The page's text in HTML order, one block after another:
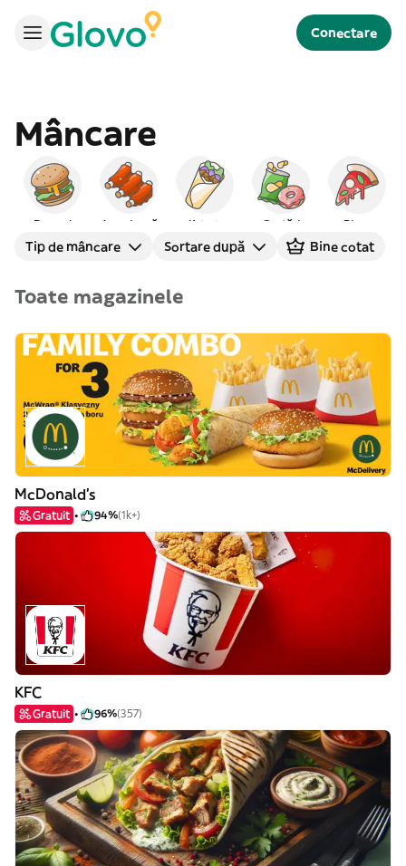
Conectare
Mâncare
Burgeri Americană Kebab Gustări Pizza
Tip de mâncare Sortare după Bine cotat
Toate magazinele
McDonald's
Gratuit 94%(1k+)
KFC
Gratuit 96%(357)